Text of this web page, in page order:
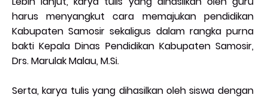
harus menyangkut cara memajukan pendidikan
Kabupaten Samosir sekaligus dalam rangka purna
bakti Kepala Dinas Pendidikan Kabupaten Samosir,
Drs. Marulak Malau, M.Si.
Serta, karya tulis yang dihasilkan oleh siswa dengan